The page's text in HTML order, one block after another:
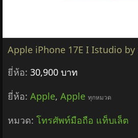
Apple iPhone 17E I Istudio by
ยี่ห้อ: 30,900 บาท
ยี่ห้อ: Apple, Apple ทุกหมวด
หมวด: โทรศัพท์มือถือ แท็บเล็ต